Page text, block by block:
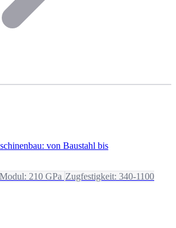
von Baustahl bis
210 GPa Zugfestigkeit: 340-1100